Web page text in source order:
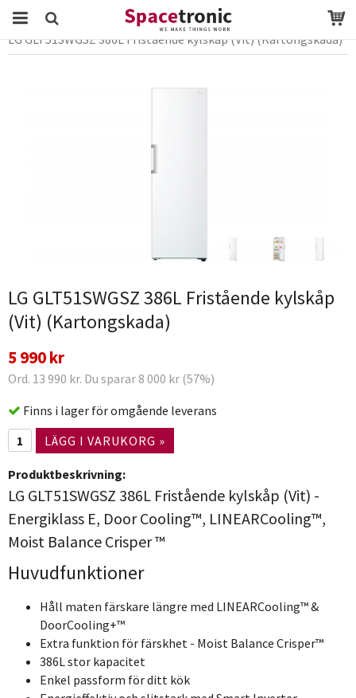
Startsida Webbutik vitvaror Kyl & Frys
LG GLT51SWGSZ 386L Fristående kylskåp (Vit) (Kartongskada)
LG GLT51SWGSZ 386L Fristående kylskåp
(Vit) (Kartongskada)
5 990 kr
Ord. 13 990 kr. Du sparar 8 000 kr (57%)
Finns i lager för omgående leverans
LÄGG I VARUKORG »
Produktbeskrivning:
LG GLT51SWGSZ 386L Fristående kylskåp (Vit) -
Energiklass E, Door Cooling™, LINEARCooling™,
Moist Balance Crisper ™
Huvudfunktioner
Håll maten färskare längre med LINEARCooling™ &
DoorCooling+™
Extra funktion för färskhet - Moist Balance Crisper™
386L stor kapacitet
Enkel passform för ditt kök